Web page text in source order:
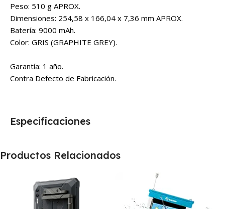
Peso: 510 g APROX.
Dimensiones: 254,58 x 166,04 x 7,36 mm APROX.
Batería: 9000 mAh.
Color: GRIS (GRAPHITE GREY).
Garantía: 1 año.
Contra Defecto de Fabricación.
Especificaciones
Productos Relacionados